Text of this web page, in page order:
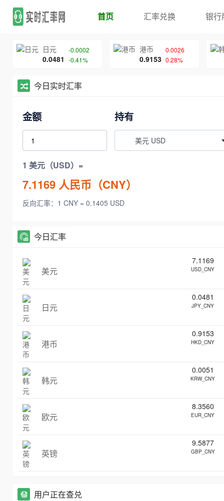
首页 汇率兑换 银行
日元
0.0481
-0.0002
-0.41%
港币
0.9153
0.0026
0.28%
今日实时汇率
金额 持有
美元 USD
1 美元（USD）=
7.1169 人民币（CNY）
反向汇率：1 CNY = 0.1405 USD
今日汇率
美元
7.1169
USD_CNY
日元
0.0481
JPY_CNY
港币
0.9153
HKD_CNY
韩元
0.0051
KRW_CNY
欧元
8.3560
EUR_CNY
英镑
9.5877
GBP_CNY
用户正在查兑